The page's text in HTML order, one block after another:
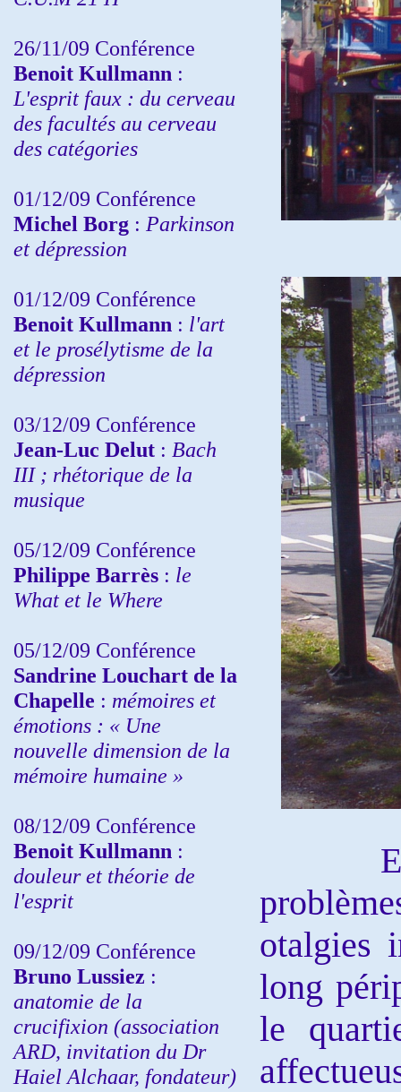
26/11/09 Conférence
Benoit Kullmann :
L'esprit faux : du cerveau
des facultés au cerveau
des catégories
01/12/09 Conférence
Michel Borg : Parkinson
et dépression
01/12/09 Conférence
Benoit Kullmann : l'art
et le prosélytisme de la
dépression
03/12/09 Conférence
Jean-Luc Delut : Bach
III ; rhétorique de la
musique
05/12/09 Conférence
Philippe Barrès : le
What et le Where
05/12/09 Conférence
Sandrine Louchart de la
Chapelle : mémoires et
émotions : « Une
nouvelle dimension de la
mémoire humaine »
08/12/09 Conférence
Benoit Kullmann :
douleur et théorie de
l'esprit
09/12/09 Conférence
Bruno Lussiez :
anatomie de la
crucifixion (association
ARD, invitation du Dr
Haiel Alchaar, fondateur)
Et
otalgies
long
le